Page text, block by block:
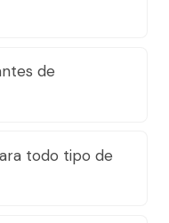
de
todo tipo de